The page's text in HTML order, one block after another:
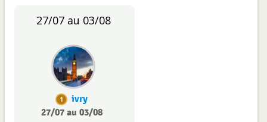
27/07 au 03/08
1
ivry
27/07 au 03/08